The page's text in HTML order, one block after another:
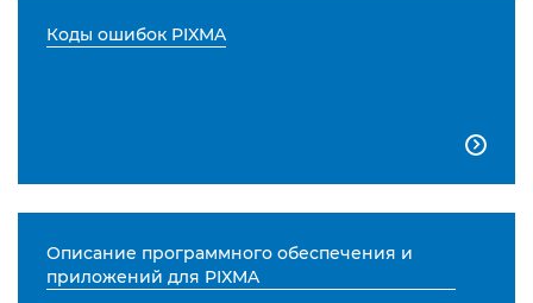
Коды ошибок PIXMA

Описание программного обеспечения и
приложений для PIXMA